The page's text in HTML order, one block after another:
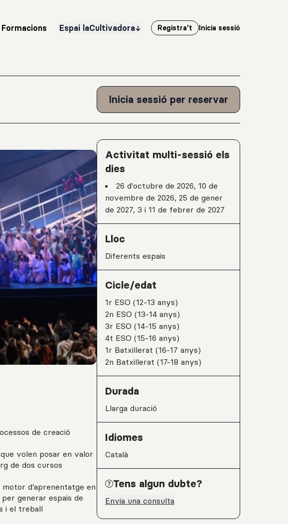
Formacions Espai laCultivadora Registra't Inicia sessió
Inicia sessió per reservar
de creació
volen posar en valor
de dos cursos
d’aprenentatge en
generar espais de
i el treball
Detalls de l'activitat
Activitat multi-sessió els
dies
26 d'octubre de 2026, 10 de
novembre de 2026, 25 de gener
de 2027, 3 i 11 de febrer de 2027
Lloc
Diferents espais
Cicle/edat
1r ESO (12-13 anys)
2n ESO (13-14 anys)
3r ESO (14-15 anys)
4t ESO (15-16 anys)
1r Batxillerat (16-17 anys)
2n Batxillerat (17-18 anys)
Durada
Llarga duració
Idiomes
Català
Tens algun dubte?
Envia una consulta